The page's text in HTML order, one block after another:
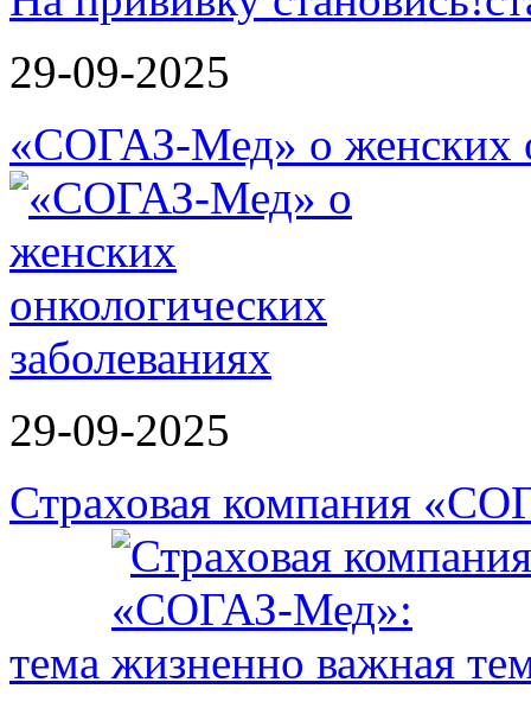
29-09-2025
«СОГАЗ-Мед» о женских
29-09-2025
Страховая компания
тема